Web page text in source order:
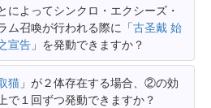
によってシンクロ・エクシーズ・
ム召喚が行われる際に「古圣戴 始
宣告 」を発動できますか？
猫 」が２体存在する場合、②の効
で１回ずつ発動できますか？